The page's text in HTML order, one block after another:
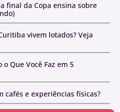
final da Copa ensina sobre
vivem lotados? Veja
Que Você Faz em 5
cafés e experiências físicas?